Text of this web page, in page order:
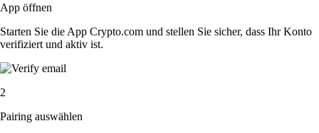
App öffnen
Starten Sie die App Crypto.com und stellen Sie sicher, dass Ihr Konto
verifiziert und aktiv ist.
2
Pairing auswählen